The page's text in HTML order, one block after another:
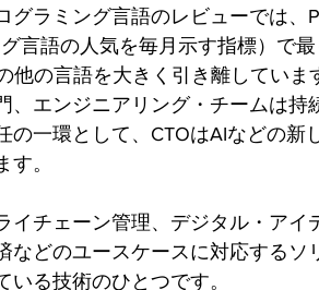
ラミング言語のレビューでは、
言語の人気を毎月示す指標）で
他の言語を大きく引き離していま
、エンジニアリング・チームは持
の一環として、CTOはAIなどの新
。
イチェーン管理、デジタル・アイ
などのユースケースに対応するソ
る技術のひとつです。